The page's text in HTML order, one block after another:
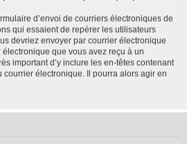
d’envoi de courriers électroniques de
qui essaient de repérer les utilisateurs
devriez envoyer par courrier électronique
que vous avez reçu à un
important d’y inclure les en-têtes contenant
courrier électronique. Il pourra alors agir en